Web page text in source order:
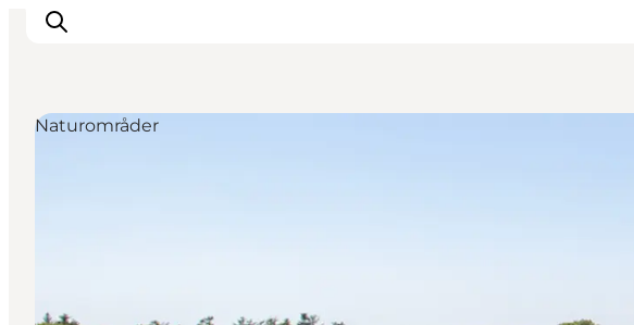
Planlegg reisen
Naturområder